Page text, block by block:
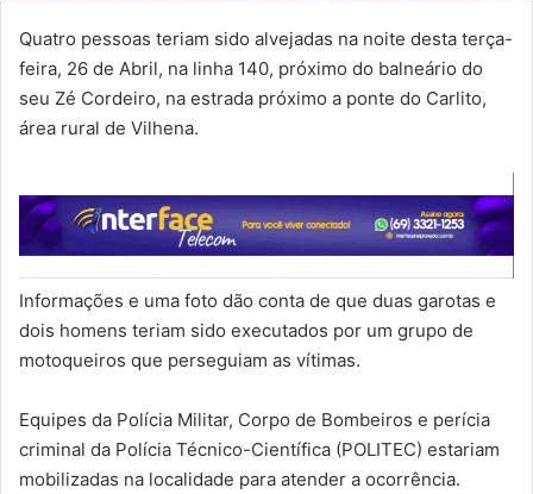
Quatro pessoas teriam sido alvejadas na noite desta terça-
feira, 26 de Abril, na linha 140, próximo do balneário do
seu Zé Cordeiro, na estrada próximo a ponte do Carlito,
área rural de Vilhena.
Informações e uma foto dão conta de que duas garotas e
dois homens teriam sido executados por um grupo de
motoqueiros que perseguiam as vítimas.
Equipes da Polícia Militar, Corpo de Bombeiros e perícia
criminal da Polícia Técnico-Científica (POLITEC) estariam
mobilizadas na localidade para atender a ocorrência.